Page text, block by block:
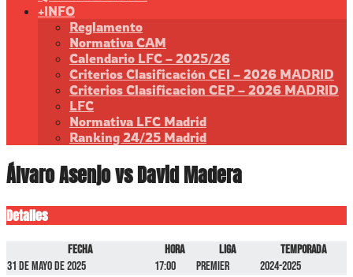
+INFO
Reglamento
Normativa CAM
Calendario LFC – 2025/26
Criterios Clasificación CEI – 2026 MADRID
Criterios Clasificacion CEP – 2026 MADRID
LFC
Normativa LFC Madrid
Ranking 24/25 Madrid
Álvaro Asenjo vs David Madera
Detalles
Fecha Hora Liga
Temporada
31 de mayo de 2025
17:00 Premier 2024-2025